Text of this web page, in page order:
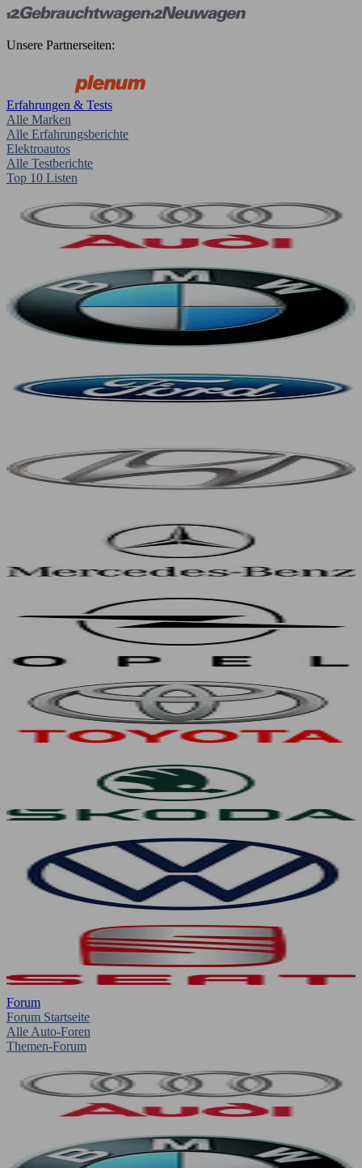
Unsere Partnerseiten:
Erfahrungen & Tests
Alle Marken
Alle Erfahrungsberichte
Elektroautos
Alle Testberichte
Top 10 Listen
Forum
Forum Startseite
Alle Auto-Foren
Themen-Forum